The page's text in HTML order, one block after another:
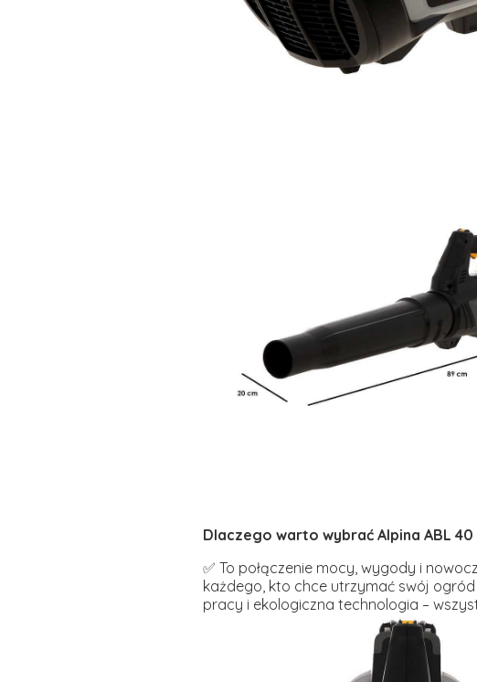
Dlaczego warto wybrać Alpina ABL 40
✅ To połączenie mocy, wygody i
każdego, kto chce utrzymać swój
pracy i ekologiczna technologia –